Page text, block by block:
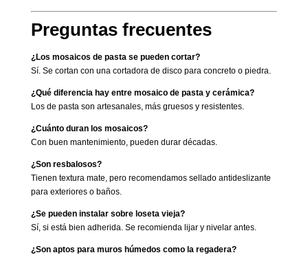
Preguntas frecuentes
¿Los mosaicos de pasta se pueden cortar?
Sí. Se cortan con una cortadora de disco para concreto o piedra.
¿Qué diferencia hay entre mosaico de pasta y cerámica?
Los de pasta son artesanales, más gruesos y resistentes.
¿Cuánto duran los mosaicos?
Con buen mantenimiento, pueden durar décadas.
¿Son resbalosos?
Tienen textura mate, pero recomendamos sellado antideslizante
para exteriores o baños.
¿Se pueden instalar sobre loseta vieja?
Sí, si está bien adherida. Se recomienda lijar y nivelar antes.
¿Son aptos para muros húmedos como la regadera?